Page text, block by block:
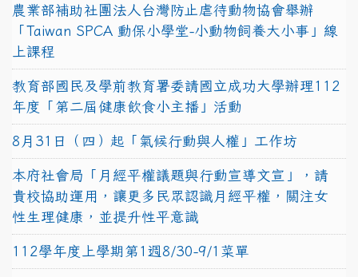
農業部補助社團法人台灣防止虐待動物協會舉辦
「Taiwan SPCA 動保小學堂-小動物飼養大小事」線
上課程
教育部國民及學前教育署委請國立成功大學辦理112
年度「第二屆健康飲食小主播」活動
8月31日（四）起「氣候行動與人權」工作坊
本府社會局「月經平權議題與行動宣導文宣」，請
貴校協助運用，讓更多民眾認識月經平權，關注女
性生理健康，並提升性平意識
112學年度上學期第1週8/30-9/1菜單